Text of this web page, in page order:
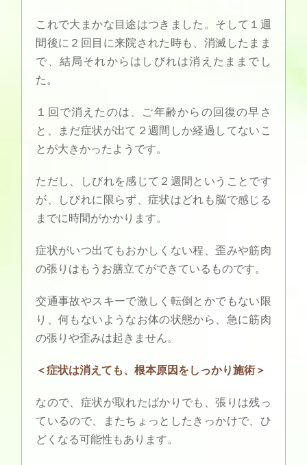
これで大まかな目途はつきました。そして１週
間後に２回目に来院された時も、消滅したまま
で、結局それからはしびれは消えたままでし
た。
１回で消えたのは、ご年齢からの回復の早さ
と、まだ症状が出て２週間しか経過してないこ
とが大きかったようです。
ただし、しびれを感じて２週間ということです
が、しびれに限らず、症状はどれも脳で感じる
までに時間がかかります。
症状がいつ出てもおかしくない程、歪みや筋肉
の張りはもうお膳立てができているものです。
交通事故やスキーで激しく転倒とかでもない限
り、何もないようなお体の状態から、急に筋肉
の張りや歪みは起きません。
＜症状は消えても、根本原因をしっかり施術＞
なので、症状が取れたばかりでも、張りは残っ
ているので、またちょっとしたきっかけで、ひ
どくなる可能性もあります。